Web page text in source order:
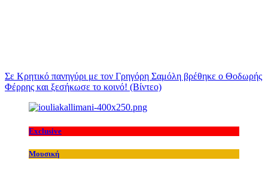
Σε Κρητικό πανηγύρι με τον Γρηγόρη Σαμόλη βρέθηκε ο Θοδωρής
Φέρρης και ξεσήκωσε το κοινό! (Βίντεο)
Exclusive
Μουσική